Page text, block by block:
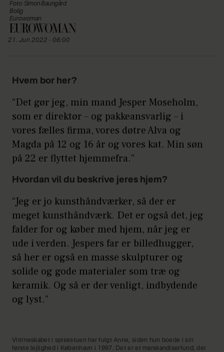
Foto: Simon Baungård
Bolig
Eurowoman
21. Jun 2022 - 06:00
Hvem bor her?
“Det gør jeg, min mand Jesper Moseholm,
som er direktør – og pakkeansvarlig – i
vores fælles firma, vores døtre Alva og
Magda på 12 og 16 år og vores kat. Min søn
på 22 er flyttet hjemmefra.”
Hvordan vil du beskrive jeres hjem?
“Jeg er jo kunsthåndværker, så der er
meget kunsthåndværk. Det er også det, jeg
falder for og køber med hjem, når jeg er
ude i verden. Jespers far er billedhugger,
så her er også en masse skulpturer og
solide og gode materialer som træ og
keramik. Og så er der venligt, indbydende
og lyst.”
Vitrineskabet i spisestuen har fulgt Anne, siden hun boede i sin
første lejlighed i København i 1997. Det er et marskandiserfund, der